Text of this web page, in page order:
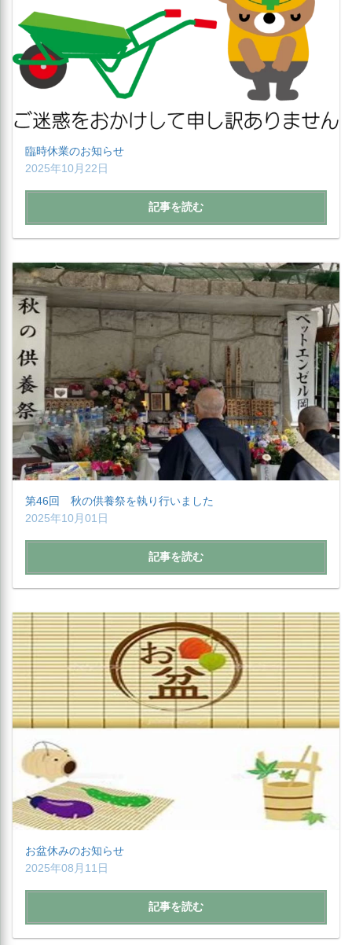
臨時休業のお知らせ
2025年10月22日
記事を読む
第46回 秋の供養祭を執り行いました
2025年10月01日
記事を読む
お盆休みのお知らせ
2025年08月11日
記事を読む